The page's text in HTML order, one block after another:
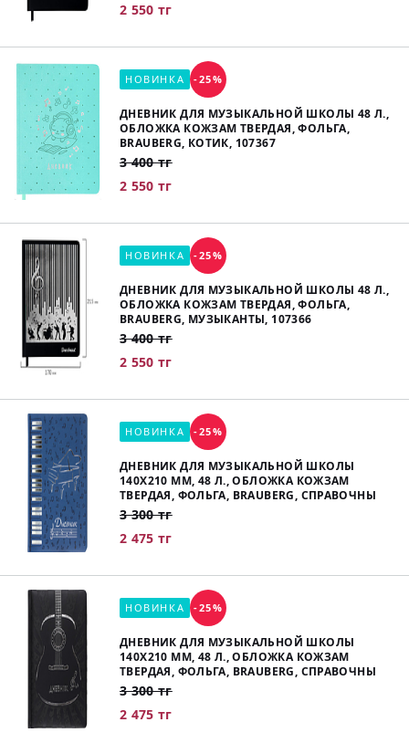
2 550 тг
НОВИНКА -25%
ДНЕВНИК ДЛЯ МУЗЫКАЛЬНОЙ ШКОЛЫ 48 Л.,
ОБЛОЖКА КОЖЗАМ ТВЕРДАЯ, ФОЛЬГА,
BRAUBERG, КОТИК, 107367
3 400 тг
2 550 тг
НОВИНКА -25%
ДНЕВНИК ДЛЯ МУЗЫКАЛЬНОЙ ШКОЛЫ 48 Л.,
ОБЛОЖКА КОЖЗАМ ТВЕРДАЯ, ФОЛЬГА,
BRAUBERG, МУЗЫКАНТЫ, 107366
3 400 тг
2 550 тг
НОВИНКА -25%
ДНЕВНИК ДЛЯ МУЗЫКАЛЬНОЙ ШКОЛЫ
140Х210 ММ, 48 Л., ОБЛОЖКА КОЖЗАМ
ТВЕРДАЯ, ФОЛЬГА, BRAUBERG, СПРАВОЧНЫ
3 300 тг
2 475 тг
НОВИНКА -25%
ДНЕВНИК ДЛЯ МУЗЫКАЛЬНОЙ ШКОЛЫ
140Х210 ММ, 48 Л., ОБЛОЖКА КОЖЗАМ
ТВЕРДАЯ, ФОЛЬГА, BRAUBERG, СПРАВОЧНЫ
3 300 тг
2 475 тг